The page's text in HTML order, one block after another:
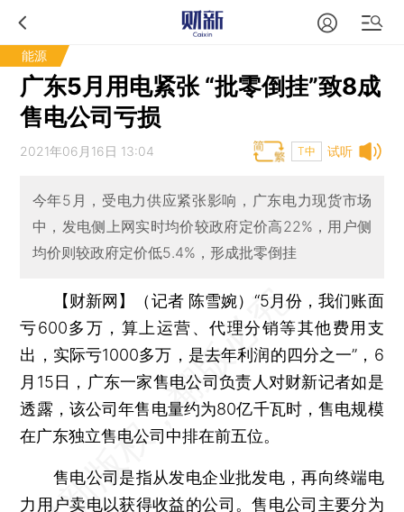
能源
广东5月用电紧张 “批零倒挂”致8成
售电公司亏损
试听
2021年06月16日 13:04 T中
今年5月，受电力供应紧张影响，广东电力现货市场
中，发电侧上网实时均价较政府定价高22%，用户侧
均价则较政府定价低5.4%，形成批零倒挂
【财新网】（记者 陈雪婉） “5月份，我们账面
亏600多万，算上运营、代理分销等其他费用支
出，实际亏1000多万，是去年利润的四分之一”，6
月15日，广东一家售电公司负责人对财新记者如是
透露，该公司年售电量约为80亿千瓦时，售电规模
在广东独立售电公司中排在前五位。
售电公司是指从发电企业批发电，再向终端电
力用户卖电以获得收益的公司。售电公司主要分为